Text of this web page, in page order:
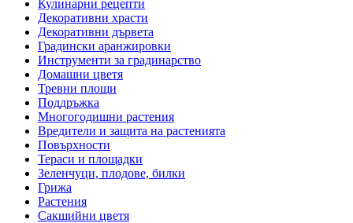
Кулинарни рецепти
Декоративни храсти
Декоративни дървета
Градински аранжировки
Инструменти за градинарство
Домашни цветя
Тревни площи
Поддръжка
Многогодишни растения
Вредители и защита на растенията
Повърхности
Тераси и площадки
Зеленчуци, плодове, билки
Грижа
Растения
Сакшийни цветя